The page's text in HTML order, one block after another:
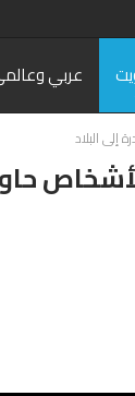
عربي
إلى البلاد